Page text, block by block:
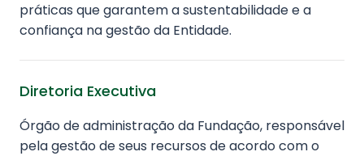
práticas que garantem a sustentabilidade e a
confiança na gestão da Entidade.
Diretoria Executiva
Órgão de administração da Fundação, responsável
pela gestão de seus recursos de acordo com o